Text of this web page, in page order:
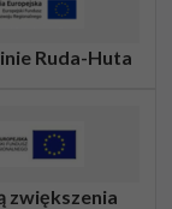
Ruda-Huta
zwiększenia